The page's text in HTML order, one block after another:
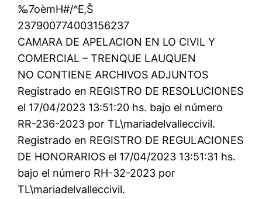
‰7oèmH#/^E‚Š
237900774003156237
CAMARA DE APELACION EN LO CIVIL Y
COMERCIAL – TRENQUE LAUQUEN
NO CONTIENE ARCHIVOS ADJUNTOS
Registrado en REGISTRO DE RESOLUCIONES
el 17/04/2023 13:51:20 hs. bajo el número
RR-236-2023 por TL\mariadelvalleccivil.
Registrado en REGISTRO DE REGULACIONES
DE HONORARIOS el 17/04/2023 13:51:31 hs.
bajo el número RH-32-2023 por
TL\mariadelvalleccivil.